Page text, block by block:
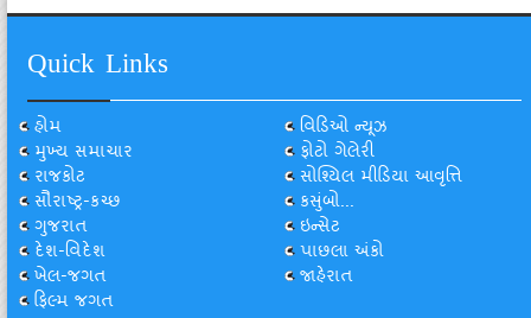
Quick Links
હોમ
મુખ્ય સમાચાર
રાજકોટ
સૌરાષ્ટ્ર-કચ્છ
ગુજરાત
દેશ-વિદેશ
ખેલ-જગત
ફિલ્મ જગત
વિડિઓ ન્યૂઝ
ફોટો ગેલેરી
સોશ્યિલ મીડિયા આવૃત્તિ
કસુંબો...
ઇન્સેટ
પાછલા અંકો
જાહેરાત